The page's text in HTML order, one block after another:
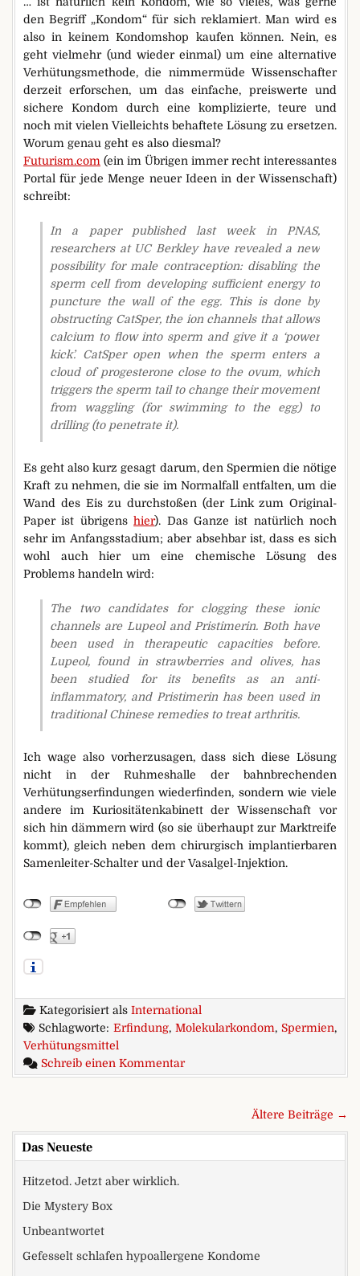
den Begriff „Kondom“ für sich reklamiert. Man wird es
also in keinem Kondomshop kaufen können. Nein, es
geht vielmehr (und wieder einmal) um eine alternative
Verhütungsmethode, die nimmermüde Wissenschafter
derzeit erforschen, um das einfache, preiswerte und
sichere Kondom durch eine komplizierte, teure und
noch mit vielen Vielleichts behaftete Lösung zu ersetzen.
Worum genau geht es also diesmal?
Futurism.com (ein im Übrigen immer recht interessantes
Portal für jede Menge neuer Ideen in der Wissenschaft)
schreibt:
In a paper published last week in PNAS,
researchers at UC Berkley have revealed a new
possibility for male contraception: disabling the
sperm cell from developing sufficient energy to
puncture the wall of the egg. This is done by
obstructing CatSper, the ion channels that allows
calcium to flow into sperm and give it a ‘power
kick’. CatSper open when the sperm enters a
cloud of progesterone close to the ovum, which
triggers the sperm tail to change their movement
from waggling (for swimming to the egg) to
drilling (to penetrate it).
Es geht also kurz gesagt darum, den Spermien die nötige
Kraft zu nehmen, die sie im Normalfall entfalten, um die
Wand des Eis zu durchstoßen (der Link zum Original-
Paper ist übrigenshier). Das Ganze ist natürlich noch
sehr im Anfangsstadium; aber absehbar ist, dass es sich
wohl auch hier um eine chemische Lösung des
Problems handeln wird:
The two candidates for clogging these ionic
channels are Lupeol and Pristimerin. Both have
been used in therapeutic capacities before.
Lupeol, found in strawberries and olives, has
been studied for its benefits as an anti-
inflammatory, and Pristimerin has been used in
traditional Chinese remedies to treat arthritis.
Ich wage also vorherzusagen, dass sich diese Lösung
nicht in der Ruhmeshalle der bahnbrechenden
Verhütungserfindungen wiederfinden, sondern wie viele
andere im Kuriositätenkabinett der Wissenschaft vor
sich hin dämmern wird (so sie überhaupt zur Marktreife
kommt), gleich neben dem chirurgisch implantierbaren
Samenleiter-Schalter und der Vasalgel-Injektion.
Kategorisiert als International
Schlagworte: Erfindung, Molekularkondom, Spermien,
Verhütungsmittel
Schreib einen Kommentarzu Das Molekularkondom
Ältere Beiträge →
Das Neueste
Hitzetod. Jetzt aber wirklich.
Die Mystery Box
Unbeantwortet
Gefesselt schlafen hypoallergene Kondome